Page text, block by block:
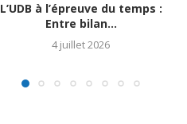
L’UDB à l’épreuve du temps :
Entre bilan...
4 juillet 2026